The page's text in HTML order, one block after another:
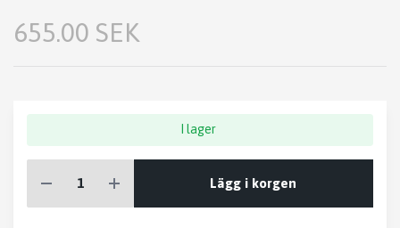
655.00 SEK
I lager
Lägg i korgen